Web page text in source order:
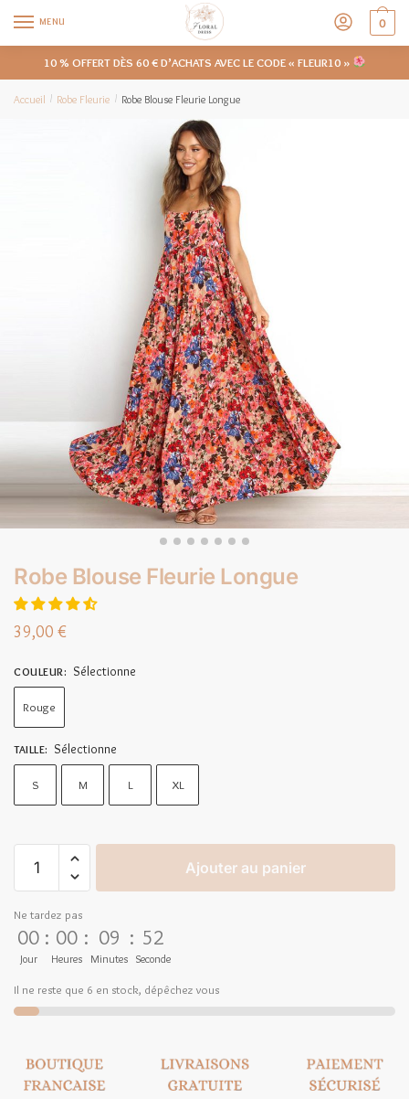
MENU 0
10 % OFFERT DÈS 60 € D’ACHATS AVEC LE CODE « FLEUR10 »
Accueil / Robe Fleurie / Robe Blouse Fleurie Longue
Robe Blouse Fleurie Longue
39,00 €
COULEUR: Sélectionne
Rouge
TAILLE: Sélectionne
S M L XL
Ajouter au panier
Ne tardez pas
00
Jour
: 00
Heures
: 09
Minutes
: 52
Seconde
Il ne reste que 6 en stock, dépêchez vous